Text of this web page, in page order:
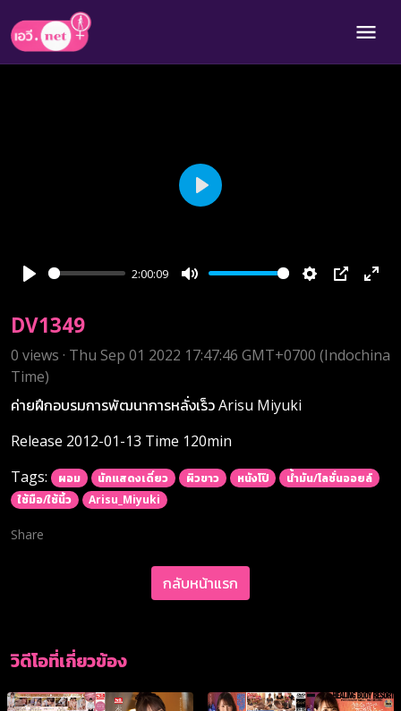
2:00:09
Play
DV1349
0 views · Thu Sep 01 2022 17:47:46 GMT+0700 (Indochina
Time)
ค่ายฝึกอบรมการพัฒนาการหลั่งเร็ว Arisu Miyuki
Release 2012-01-13 Time 120min
Tags:
ผอม นักแสดงเดี่ยว ผิวขาว หนังโป๊
น้ำมัน/โลชั่นออยล์
ใช้มือ/ใช้นิ้ว
Arisu_Miyuki
Share
กลับหน้าแรก
วิดีโอที่เกี่ยวข้อง